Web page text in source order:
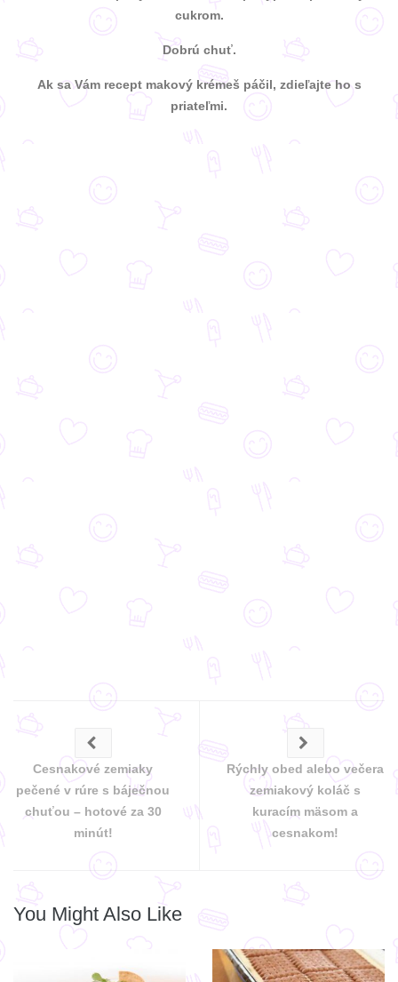
cukrom.
Dobrú chuť.
Ak sa Vám recept makový krémeš páčil, zdieľajte ho s
priateľmi.
Cesnakové zemiaky
pečené v rúre s báječnou
chuťou – hotové za 30
minút!
Rýchly obed alebo večera
zemiakový koláč s
kuracím mäsom a
cesnakom!
You Might Also Like